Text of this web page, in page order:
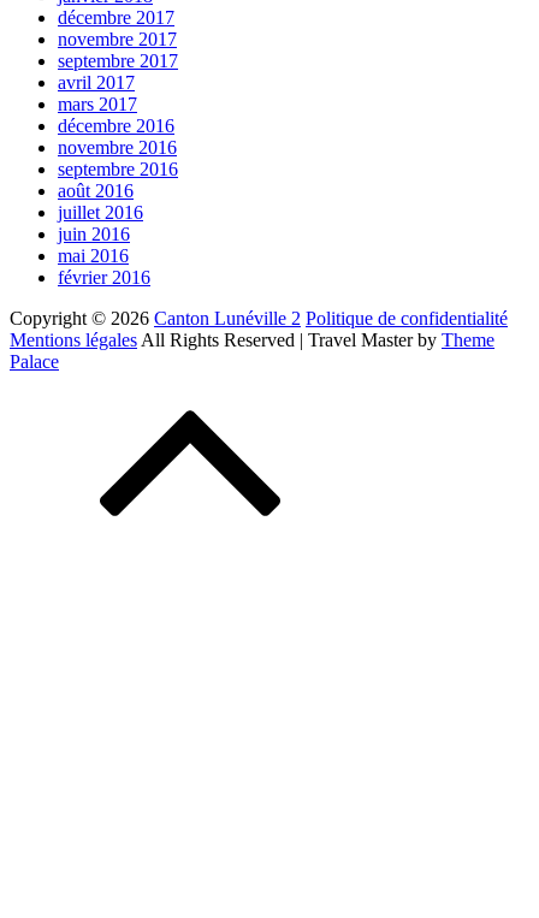
décembre 2017
novembre 2017
septembre 2017
avril 2017
mars 2017
décembre 2016
novembre 2016
septembre 2016
août 2016
juillet 2016
juin 2016
mai 2016
février 2016
Copyright © 2026 Canton Lunéville 2 Politique de confidentialité
Mentions légales All Rights Reserved | Travel Master by Theme
Palace